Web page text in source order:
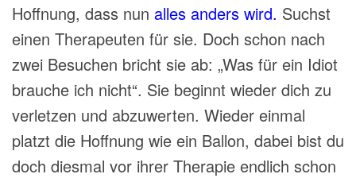
Hoffnung, dass nun alles anders wird. Suchst
einen Therapeuten für sie. Doch schon nach
zwei Besuchen bricht sie ab: „Was für ein Idiot
brauche ich nicht“. Sie beginnt wieder dich zu
verletzen und abzuwerten. Wieder einmal
platzt die Hoffnung wie ein Ballon, dabei bist du
doch diesmal vor ihrer Therapie endlich schon